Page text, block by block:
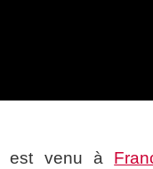
est venu à